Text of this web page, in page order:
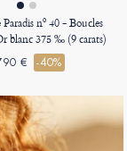
nº 40 - Boucles
blanc 375 ‰ (9 carats)
€ -40%